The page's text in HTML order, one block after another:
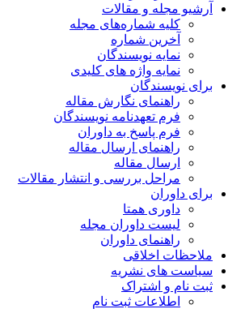
آرشیو مجله و مقالات
کلیه شماره‌های مجله
آخرین شماره
نمایه نویسندگان
نمایه واژه های کلیدی
برای نویسندگان
راهنمای نگارش مقاله
فرم تعهدنامه نویسندگان
فرم پاسخ به داوران
راهنمای ارسال مقاله
ارسال مقاله
مراحل بررسی و انتشار مقالات
برای داوران
داوری همتا
لیست داوران مجله
راهنمای داوران
ملاحظات اخلاقی
سیاست های نشریه
ثبت نام و اشتراک
اطلاعات ثبت نام